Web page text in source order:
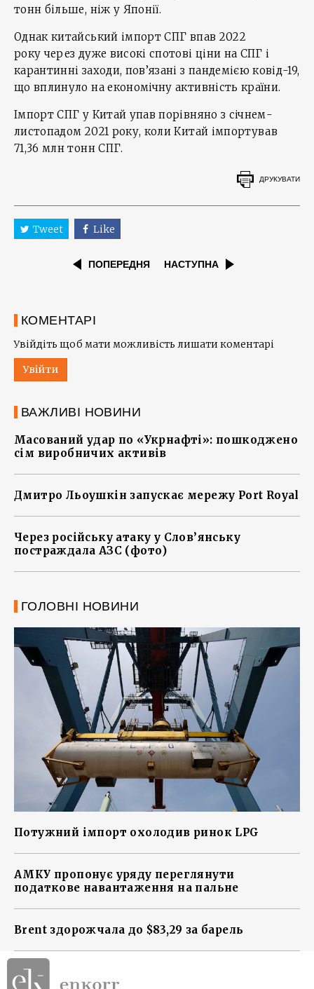
тонн більше, ніж у Японії.
Однак китайський імпорт СПГ впав 2022
року через дуже високі спотові ціни на СПГ і
карантинні заходи, пов’язані з пандемією ковід-19,
що вплинуло на економічну активність країни.
Імпорт СПГ у Китай упав порівняно з січнем-
листопадом 2021 року, коли Китай імпортував
71,36 млн тонн СПГ.
ДРУКУВАТИ
Tweet Like
ПОПЕРЕДНЯ НАСТУПНА
КОМЕНТАРІ
Увійдіть щоб мати можливість лишати коментарі
Увійти
ВАЖЛИВІ НОВИНИ
Масований удар по «Укрнафті»: пошкоджено
сім виробничих активів
Дмитро Льоушкін запускає мережу Port Royal
Через російську атаку у Слов’янську
постраждала АЗС (фото)
ГОЛОВНІ НОВИНИ
Потужний імпорт охолодив ринок LPG
АМКУ пропонує уряду переглянути
податкове навантаження на пальне
Brent здорожчала до $83,29 за барель